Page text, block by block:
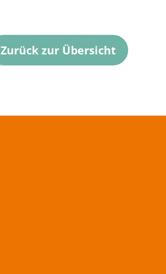
Zurück zur Übersicht